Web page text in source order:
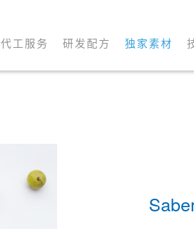
代工服务 研发配方 独家素材